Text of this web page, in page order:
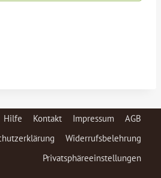
Hilfe Kontakt Impressum
AGB
Widerrufsbelehrung
Privatsphäreeinstellungen